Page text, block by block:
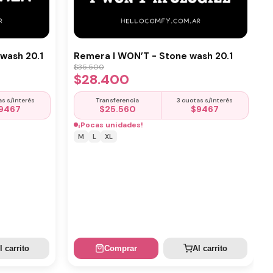
20.1
s/interés
carrito
Remera I WON’T - Stone wash 20.1
$35.500
$28.400
Transferencia
$25.560
3 cuotas s/interés
$9467
¡Pocas unidades!
M L XL
Comprar Al carrito